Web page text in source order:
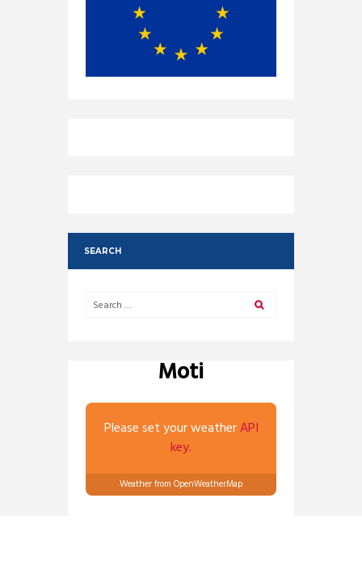
SEARCH
Moti
Please set your weatherAPI
key.
Weather from OpenWeatherMap